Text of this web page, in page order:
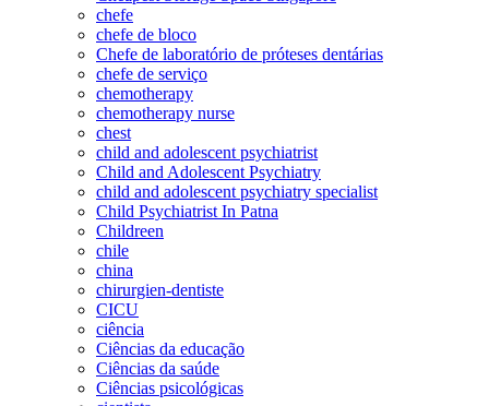
chefe
chefe de bloco
Chefe de laboratório de próteses dentárias
chefe de serviço
chemotherapy
chemotherapy nurse
chest
child and adolescent psychiatrist
Child and Adolescent Psychiatry
child and adolescent psychiatry specialist
Child Psychiatrist In Patna
Childreen
chile
china
chirurgien-dentiste
CICU
ciência
Ciências da educação
Ciências da saúde
Ciências psicológicas